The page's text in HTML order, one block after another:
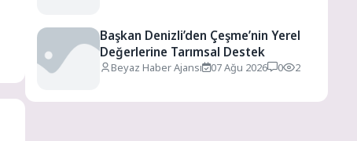
Başkan Denizli’den Çeşme’nin Yerel
Değerlerine Tarımsal Destek
Beyaz Haber Ajansı 07 Ağu 2026 0 2